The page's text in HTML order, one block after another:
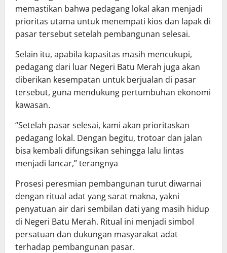
memastikan bahwa pedagang lokal akan menjadi
prioritas utama untuk menempati kios dan lapak di
pasar tersebut setelah pembangunan selesai.
Selain itu, apabila kapasitas masih mencukupi,
pedagang dari luar Negeri Batu Merah juga akan
diberikan kesempatan untuk berjualan di pasar
tersebut, guna mendukung pertumbuhan ekonomi
kawasan.
“Setelah pasar selesai, kami akan prioritaskan
pedagang lokal. Dengan begitu, trotoar dan jalan
bisa kembali difungsikan sehingga lalu lintas
menjadi lancar,” terangnya
Prosesi peresmian pembangunan turut diwarnai
dengan ritual adat yang sarat makna, yakni
penyatuan air dari sembilan dati yang masih hidup
di Negeri Batu Merah. Ritual ini menjadi simbol
persatuan dan dukungan masyarakat adat
terhadap pembangunan pasar.